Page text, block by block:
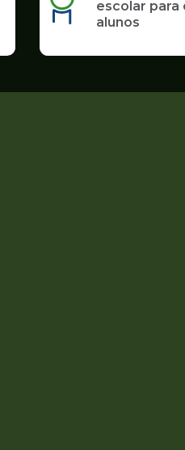
escolar para
alunos